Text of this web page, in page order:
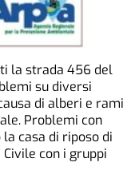
la strada 456 del
su diversi
di alberi e rami
Problemi con
casa di riposo di
con i gruppi